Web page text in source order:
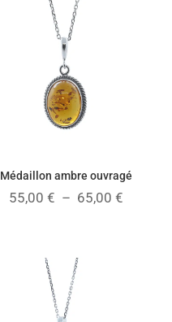
Médaillon ambre ouvragé
55,00 € – 65,00 €Plage